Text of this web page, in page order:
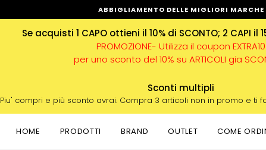
ABBIGLIAMENTO DELLE MIGLIORI MARCHE
Se acquisti 1 CAPO ottieni il 10% di SCONTO; 2 CAPI il
PROMOZIONE- Utilizza il coupon EXTRA10
per uno sconto del 10% su ARTICOLI gia
Sconti multipli
Piu' compri e più sconto avrai. Compra 3 articoli non in promo e ti
HOME PRODOTTI BRAND OUTLET COME